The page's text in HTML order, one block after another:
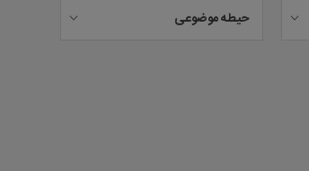
حیطه موضوعی